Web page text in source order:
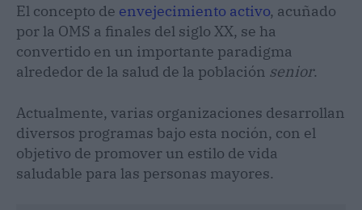
El concepto de envejecimiento activo, acuñado
por la OMS a finales del siglo XX, se ha
convertido en un importante paradigma
alrededor de la salud de la población senior.
Actualmente, varias organizaciones desarrollan
diversos programas bajo esta noción, con el
objetivo de promover un estilo de vida
saludable para las personas mayores.